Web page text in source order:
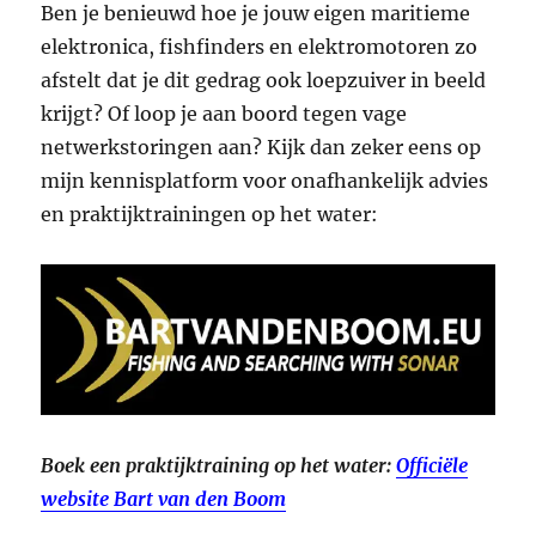
Ben je benieuwd hoe je jouw eigen maritieme
elektronica, fishfinders en elektromotoren zo
afstelt dat je dit gedrag ook loepzuiver in beeld
krijgt? Of loop je aan boord tegen vage
netwerkstoringen aan? Kijk dan zeker eens op
mijn kennisplatform voor onafhankelijk advies
en praktijktrainingen op het water:
Boek een praktijktraining op het water:Officiële
website Bart van den Boom